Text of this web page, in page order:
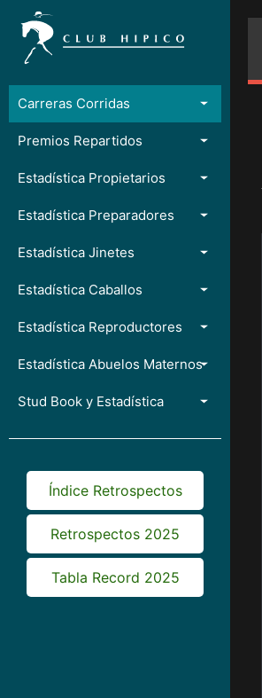
Carreras Corridas
Premios Repartidos
Estadística Propietarios
Estadística Preparadores
Estadística Jinetes
Estadística Caballos
Estadística Reproductores
Estadística Abuelos Maternos
Stud Book y Estadística
Índice Retrospectos
Retrospectos 2025
Tabla Record 2025